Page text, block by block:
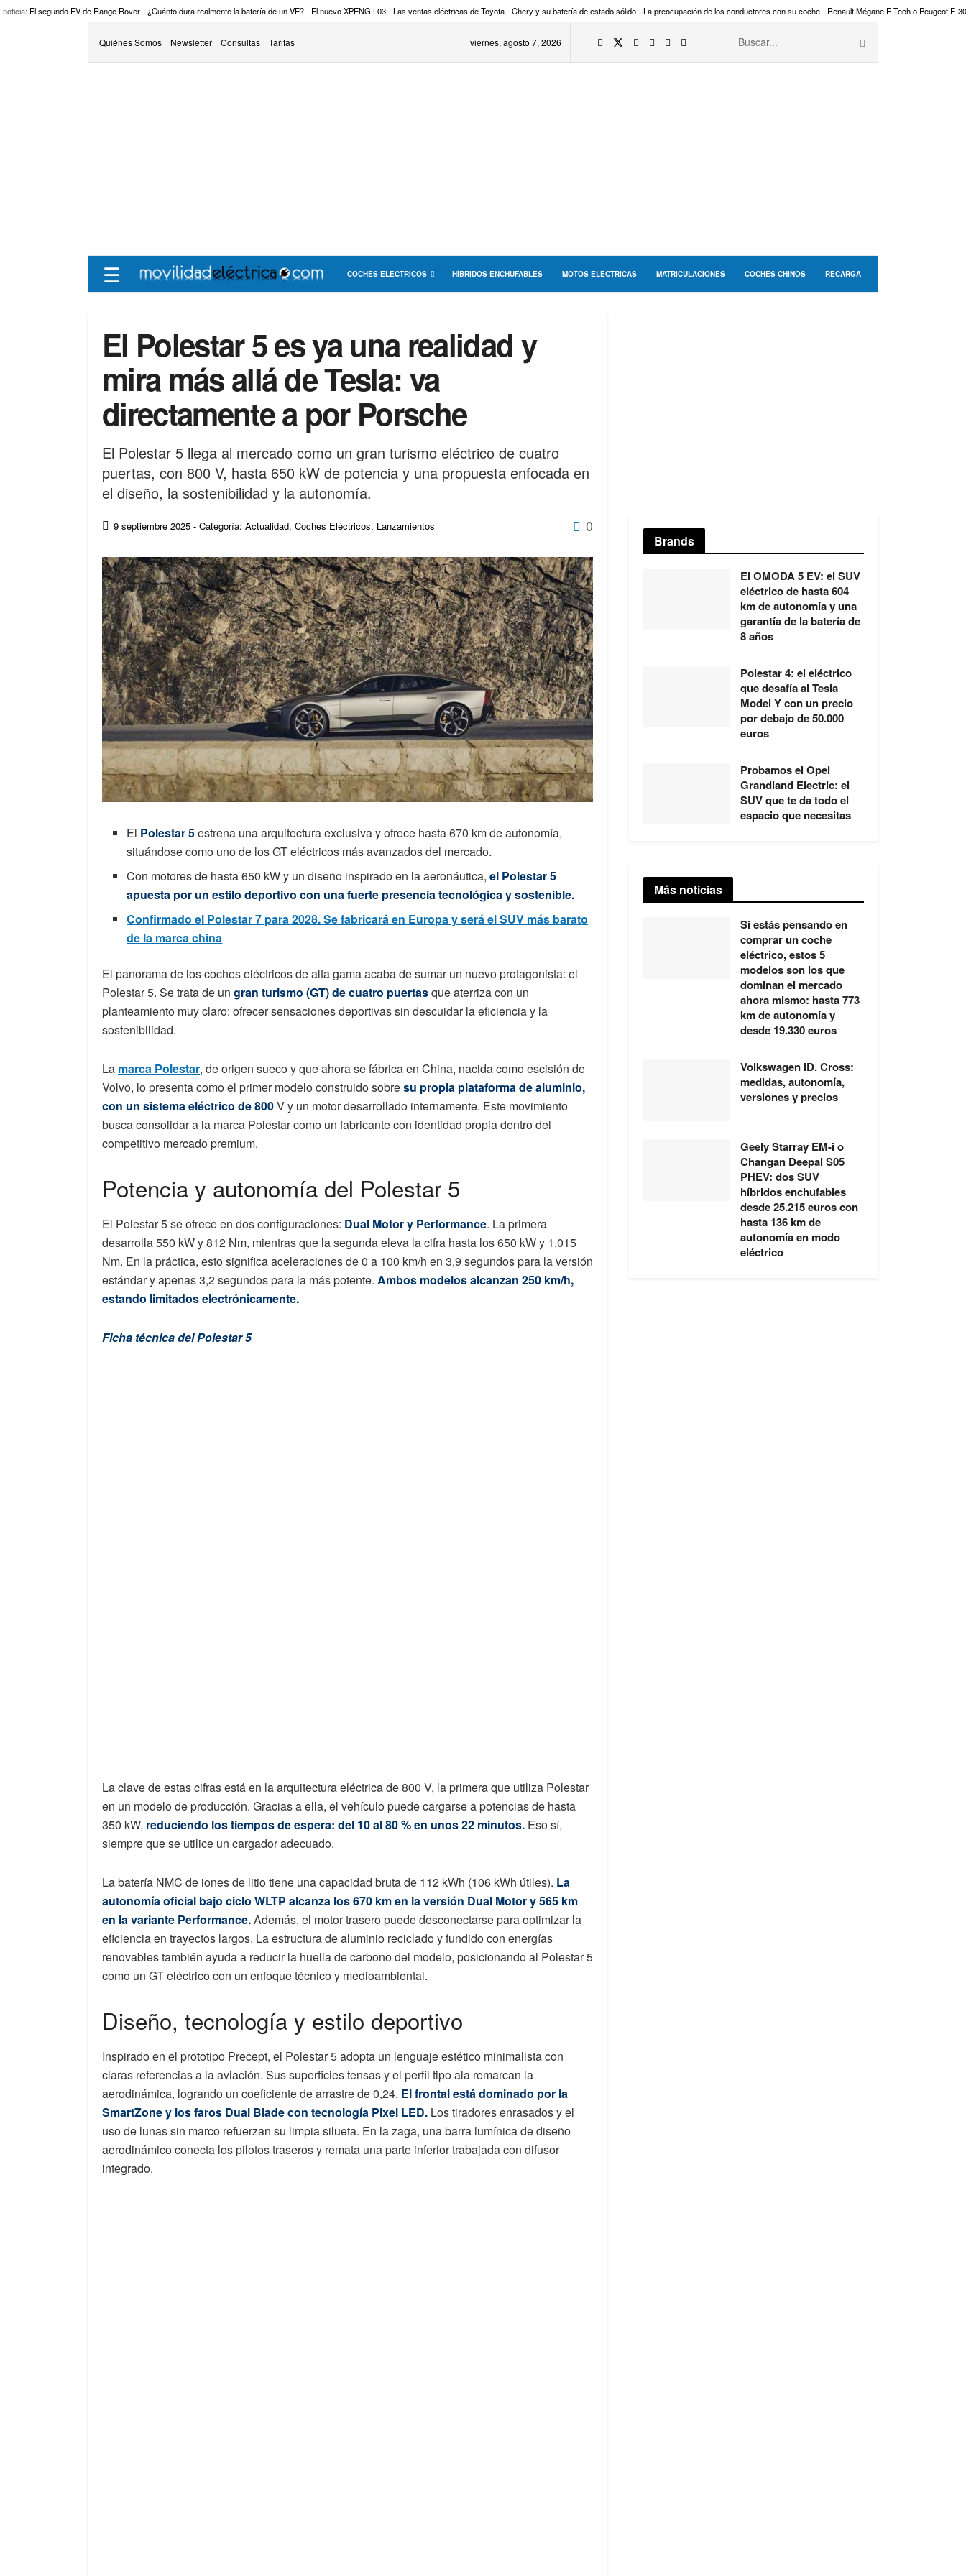
noticia: El segundo EV de Range Rover ¿Cuánto dura realmente la batería de un VE? El nuevo XPENG L03 Las ventas eléctricas de Toyota Chery y su batería de estado sólido La preocupación de los conductores con su coche Renault Mégane E-Tech o Peugeot E-
Quiénes Somos Newsletter Consultas Tarifas viernes, agosto 7, 2026
☰ COCHES ELÉCTRICOS HÍBRIDOS ENCHUFABLES MOTOS ELÉCTRICAS MATRICULACIONES COCHES CHINOS RECARGA
El Polestar 5 es ya una realidad y
mira más allá de Tesla: va
directamente a por Porsche
El Polestar 5 llega al mercado como un gran turismo eléctrico de cuatro
puertas, con 800 V, hasta 650 kW de potencia y una propuesta enfocada en
el diseño, la sostenibilidad y la autonomía.
9 septiembre 2025 - Categoría: Actualidad, Coches Eléctricos, Lanzamientos 0
El Polestar 5estrena una arquitectura exclusiva y ofrece hasta 670 km de autonomía,
situándose como uno de los GT eléctricos más avanzados del mercado.
Con motores de hasta 650 kW y un diseño inspirado en la aeronáutica,el Polestar 5
apuesta por un estilo deportivo con una fuerte presencia tecnológica y sostenible.
Confirmado el Polestar 7 para 2028. Se fabricará en Europa y será el SUV más barato
de la marca china
El panorama de los coches eléctricos de alta gama acaba de sumar un nuevo protagonista: el
Polestar 5. Se trata de un gran turismo (GT) de cuatro puertasque aterriza con un
planteamiento muy claro: ofrecer sensaciones deportivas sin descuidar la eficiencia y la
sostenibilidad.
La marca Polestar, de origen sueco y que ahora se fábrica en China, nacida como escisión de
Volvo, lo presenta como el primer modelo construido sobresu propia plataforma de aluminio,
con un sistema eléctrico de 800V y un motor desarrollado internamente. Este movimiento
busca consolidar a la marca Polestar como un fabricante con identidad propia dentro del
competitivo mercado premium.
Potencia y autonomía del Polestar 5
El Polestar 5 se ofrece en dos configuraciones: Dual Motor y Performance. La primera
desarrolla 550 kW y 812 Nm, mientras que la segunda eleva la cifra hasta los 650 kW y 1.015
Nm. En la práctica, esto significa aceleraciones de 0 a 100 km/h en 3,9 segundos para la versión
estándar y apenas 3,2 segundos para la más potente. Ambos modelos alcanzan 250 km/h,
estando limitados electrónicamente.
Ficha técnica del Polestar 5
La clave de estas cifras está en la arquitectura eléctrica de 800 V, la primera que utiliza Polestar
en un modelo de producción. Gracias a ella, el vehículo puede cargarse a potencias de hasta
350 kW, reduciendo los tiempos de espera: del 10 al 80 % en unos 22 minutos. Eso sí,
siempre que se utilice un cargador adecuado.
La batería NMC de iones de litio tiene una capacidad bruta de 112 kWh (106 kWh útiles). La
autonomía oficial bajo ciclo WLTP alcanza los 670 km en la versión Dual Motor y 565 km
en la variante Performance.Además, el motor trasero puede desconectarse para optimizar la
eficiencia en trayectos largos. La estructura de aluminio reciclado y fundido con energías
renovables también ayuda a reducir la huella de carbono del modelo, posicionando al Polestar 5
como un GT eléctrico con un enfoque técnico y medioambiental.
Diseño, tecnología y estilo deportivo
Inspirado en el prototipo Precept, el Polestar 5 adopta un lenguaje estético minimalista con
claras referencias a la aviación. Sus superficies tensas y el perfil tipo ala remarcan la
aerodinámica, logrando un coeficiente de arrastre de 0,24. El frontal está dominado por la
SmartZone y los faros Dual Blade con tecnología Pixel LED. Los tiradores enrasados y el
uso de lunas sin marco refuerzan su limpia silueta. En la zaga, una barra lumínica de diseño
aerodinámico conecta los pilotos traseros y remata una parte inferior trabajada con difusor
integrado.
Brands
El OMODA 5 EV: el SUV
eléctrico de hasta 604
km de autonomía y una
garantía de la batería de
8 años
Polestar 4: el eléctrico
que desafía al Tesla
Model Y con un precio
por debajo de 50.000
euros
Probamos el Opel
Grandland Electric: el
SUV que te da todo el
espacio que necesitas
Más noticias
Si estás pensando en
comprar un coche
eléctrico, estos 5
modelos son los que
dominan el mercado
ahora mismo: hasta 773
km de autonomía y
desde 19.330 euros
Volkswagen ID. Cross:
medidas, autonomía,
versiones y precios
Geely Starray EM-i o
Changan Deepal S05
PHEV: dos SUV
híbridos enchufables
desde 25.215 euros con
hasta 136 km de
autonomía en modo
eléctrico